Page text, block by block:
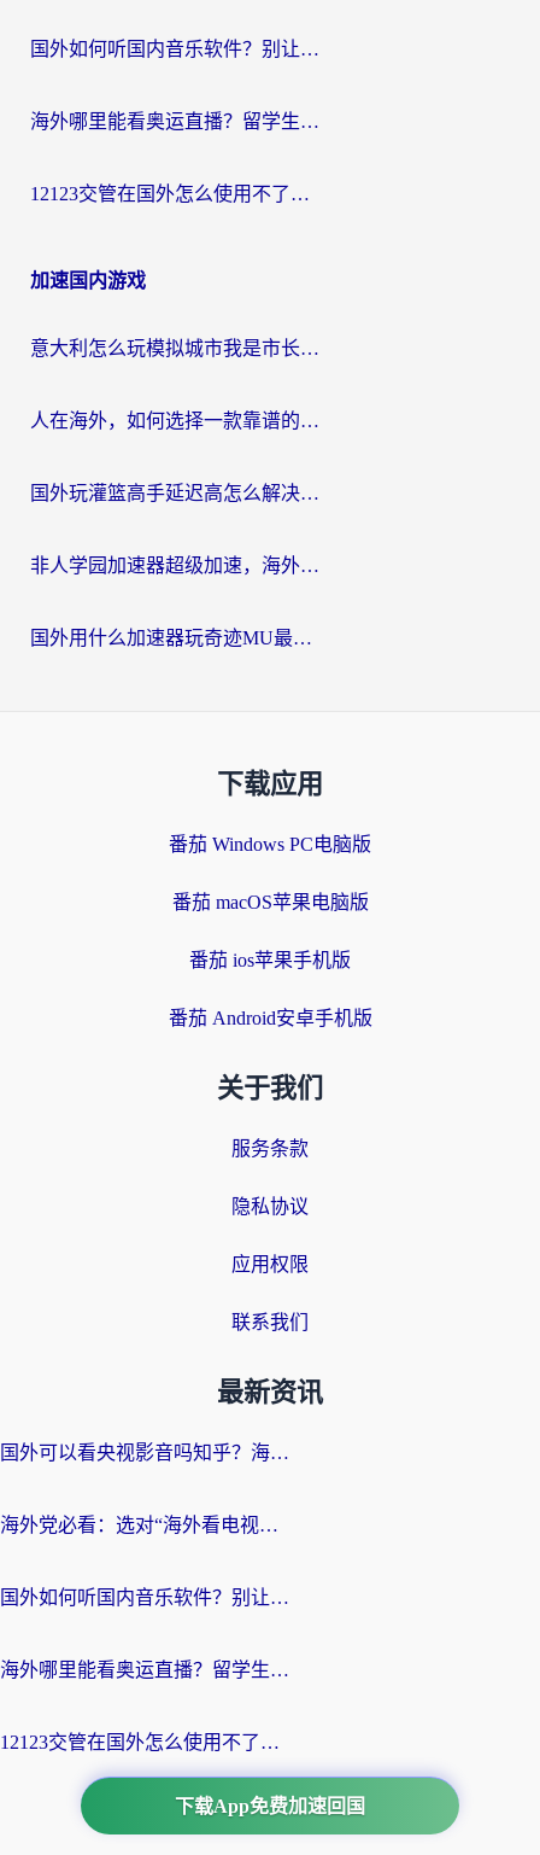
国外如何听国内音乐软件？别让地域限制，断了你的中文歌单
海外哪里能看奥运直播？留学生&海外华人必看的体育赛事观赛终极指南
12123交管在国外怎么使用不了？海外华人必看的无缝访问国内资源指南
加速国内游戏
意大利怎么玩模拟城市我是市长？海外党国服游戏加速终极攻略（附三国3量子特攻解决办法）
人在海外，如何选择一款靠谱的玩剑灵2加速器？
国外玩灌篮高手延迟高怎么解决？海外玩家国服游戏加速终极指南
非人学园加速器超级加速，海外玩家重返国服的通行证
国外用什么加速器玩奇迹MU最好？2026海外玩家国服游戏加速全攻略
下载应用
番茄 Windows PC电脑版
番茄 macOS苹果电脑版
番茄 ios苹果手机版
番茄 Android安卓手机版
关于我们
服务条款
隐私协议
应用权限
联系我们
最新资讯
国外可以看央视影音吗知乎？海外党亲测有效的回国加速方案
海外党必看：选对“海外看电视剧软件”，再也不用愁国内剧刷不了
国外如何听国内音乐软件？别让地域限制，断了你的中文歌单
海外哪里能看奥运直播？留学生&海外华人必看的体育赛事观赛终极指南
12123交管在国外怎么使用不了？海外华人必看的无缝访问国内资源指南
下载App免费加速回国